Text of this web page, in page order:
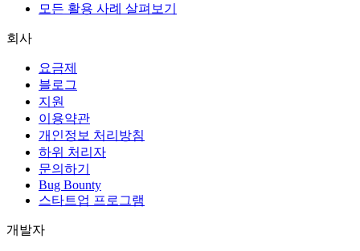
모든 활용 사례 살펴보기
회사
요금제
블로그
지원
이용약관
개인정보 처리방침
하위 처리자
문의하기
Bug Bounty
스타트업 프로그램
개발자